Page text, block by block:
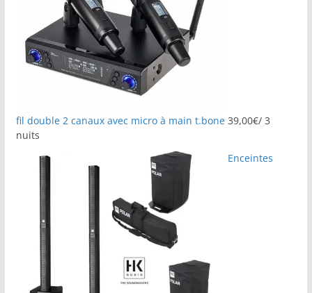
fil double 2 canaux avec micro à main t.bone 39,00€/ 3
nuits
Enceintes